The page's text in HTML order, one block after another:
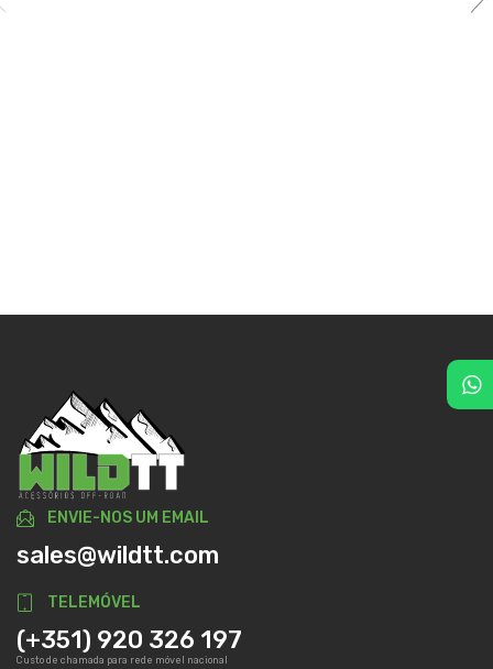
ENVIE-NOS UM EMAIL
sales@wildtt.com
TELEMÓVEL
(+351) 920 326 197
Custo de chamada para rede móvel nacional